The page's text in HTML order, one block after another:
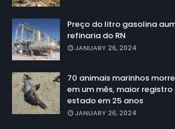
Preço do litro gasolina
refinaria do RN
JANUARY 26, 2024
70 animais marinhos
em um mês, maior
estado em 25 anos
JANUARY 26, 2024